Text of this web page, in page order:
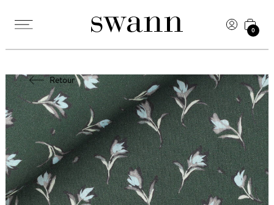
0
Retour